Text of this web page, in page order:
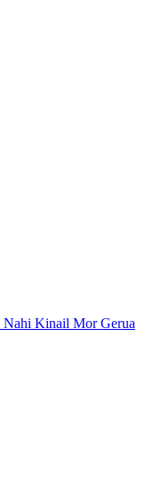
Nahi Kinail Mor Gerua